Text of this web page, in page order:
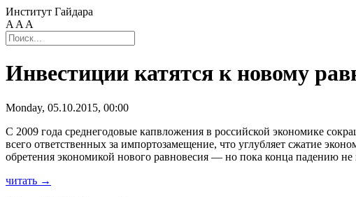
Институт Гайдара
A A A
Инвестиции катятся к новому
Monday, 05.10.2015, 00:00
С 2009 года среднегодовые капвложения в российской экономике
всего ответственных за импортозамещение, что углубляет сжатие
обретения экономикой нового равновесия — но пока конца падению не
читать →